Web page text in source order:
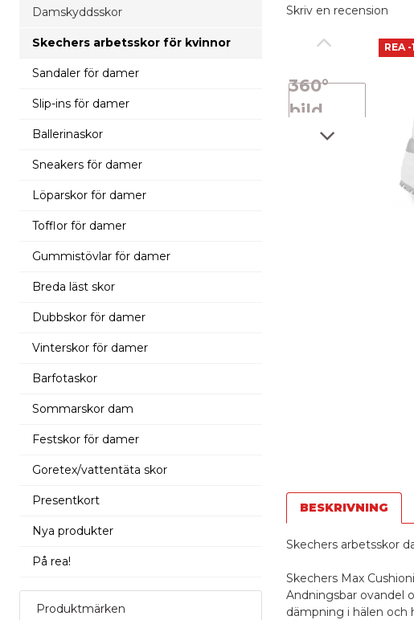
Damskyddsskor
Skechers arbetsskor för kvinnor
Sandaler för damer
Slip-ins för damer
Ballerinaskor
Sneakers för damer
Löparskor för damer
Tofflor för damer
Gummistövlar för damer
Breda läst skor
Dubbskor för damer
Vinterskor för damer
Barfotaskor
Sommarskor dam
Festskor för damer
Goretex/vattentäta skor
Presentkort
Nya produkter
På rea!
Produktmärken
Skriv en recension
360°
bild
REA -
BESKRIVNING
Skechers arbetsskor
Skechers Max
Andningsbar ovandel
dämpning i hälen och